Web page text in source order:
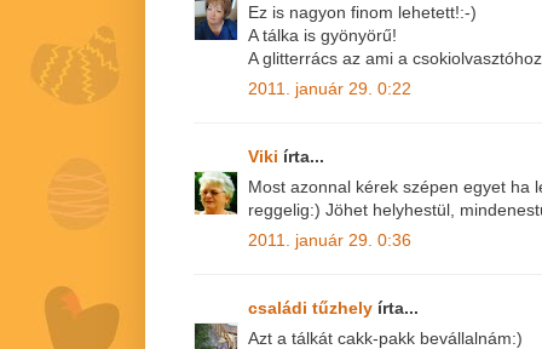
Ez is nagyon finom lehetett!:-)
A tálka is gyönyörű!
A glitterrács az ami a
2011. január 29. 0:22
Viki írta...
Most azonnal kérek szépen egyet ha
reggelig:) Jöhet helyhestül,
2011. január 29. 0:36
családi tűzhely írta...
Azt a tálkát cakk-pakk bevállalnám:)